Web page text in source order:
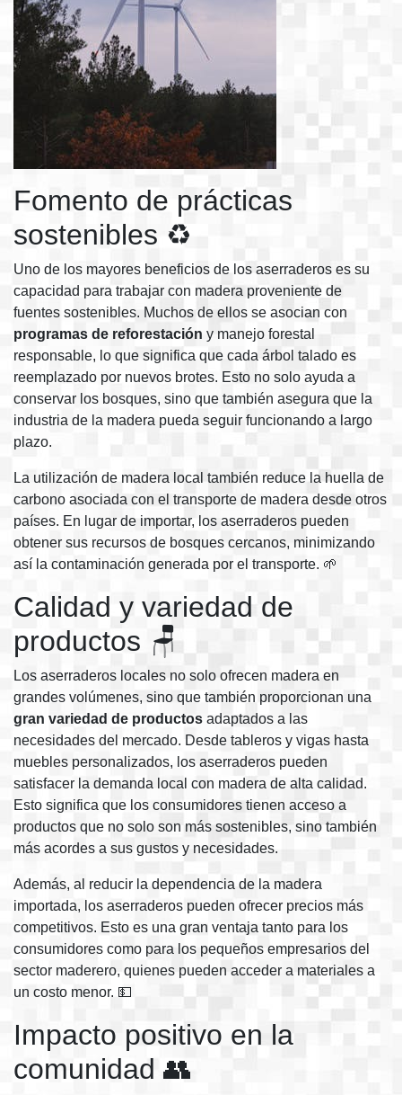
Fomento de prácticas
sostenibles ♻️
Uno de los mayores beneficios de los aserraderos es su
capacidad para trabajar con madera proveniente de
fuentes sostenibles. Muchos de ellos se asocian con
programas de reforestación y manejo forestal
responsable, lo que significa que cada árbol talado es
reemplazado por nuevos brotes. Esto no solo ayuda a
conservar los bosques, sino que también asegura que la
industria de la madera pueda seguir funcionando a largo
plazo.
La utilización de madera local también reduce la huella de
carbono asociada con el transporte de madera desde otros
países. En lugar de importar, los aserraderos pueden
obtener sus recursos de bosques cercanos, minimizando
así la contaminación generada por el transporte. 🌱
Calidad y variedad de
productos 🪑
Los aserraderos locales no solo ofrecen madera en
grandes volúmenes, sino que también proporcionan una
gran variedad de productos adaptados a las
necesidades del mercado. Desde tableros y vigas hasta
muebles personalizados, los aserraderos pueden
satisfacer la demanda local con madera de alta calidad.
Esto significa que los consumidores tienen acceso a
productos que no solo son más sostenibles, sino también
más acordes a sus gustos y necesidades.
Además, al reducir la dependencia de la madera
importada, los aserraderos pueden ofrecer precios más
competitivos. Esto es una gran ventaja tanto para los
consumidores como para los pequeños empresarios del
sector maderero, quienes pueden acceder a materiales a
un costo menor. 💵
Impacto positivo en la
comunidad 👥